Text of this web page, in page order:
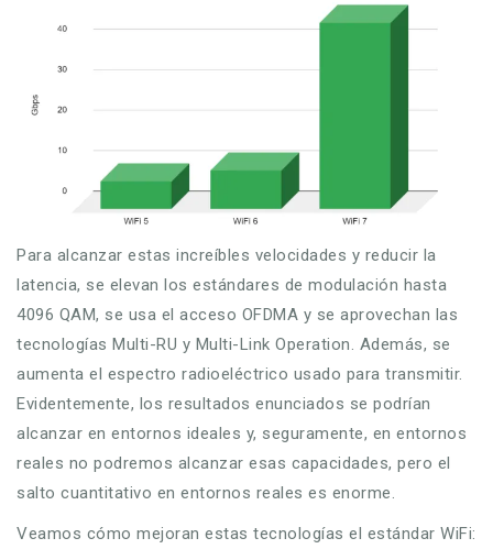
Para alcanzar estas increíbles velocidades y reducir la
latencia, se elevan los estándares de modulación hasta
4096 QAM, se usa el acceso OFDMA y se aprovechan las
tecnologías Multi-RU y Multi-Link Operation. Además, se
aumenta el espectro radioeléctrico usado para transmitir.
Evidentemente, los resultados enunciados se podrían
alcanzar en entornos ideales y, seguramente, en entornos
reales no podremos alcanzar esas capacidades, pero el
salto cuantitativo en entornos reales es enorme.
Veamos cómo mejoran estas tecnologías el estándar WiFi: